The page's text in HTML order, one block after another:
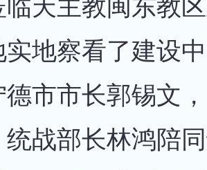
临天主教闽东教
实地察看了建设
德市市长郭锡文
统战部长林鸿陪